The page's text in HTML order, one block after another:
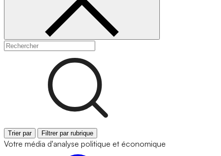
Trier par Filtrer par rubrique
Votre média d'analyse politique et économique